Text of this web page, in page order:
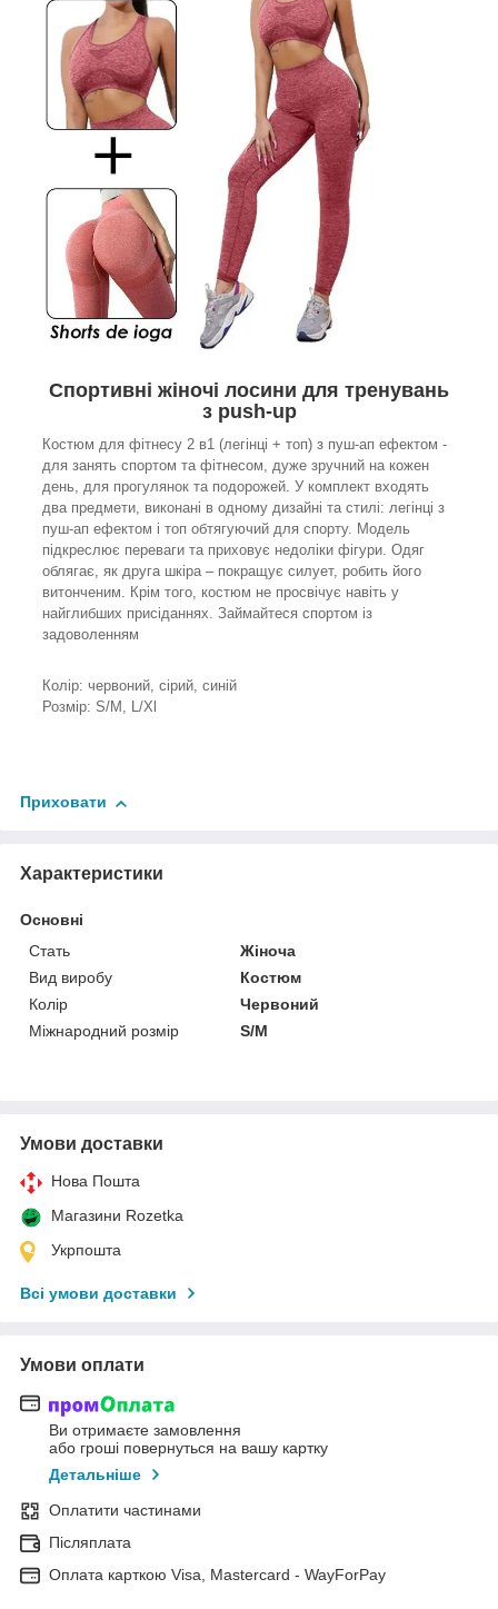
Спортивні жіночі лосини для тренувань
з push-up
Костюм для фітнесу 2 в1 (легінці + топ) з пуш-ап ефектом -
для занять спортом та фітнесом, дуже зручний на кожен
день, для прогулянок та подорожей. У комплект входять
два предмети, виконані в одному дизайні та стилі: легінці з
пуш-ап ефектом і топ обтягуючий для спорту. Модель
підкреслює переваги та приховує недоліки фігури. Одяг
облягає, як друга шкіра – покращує силует, робить його
витонченим. Крім того, костюм не просвічує навіть у
найглибших присіданнях. Займайтеся спортом із
задоволенням
Колір: червоний, сірий, синій
Розмір: S/M, L/Xl
Приховати
Характеристики
Основні
Стать
Жіноча
Вид виробу
Костюм
Колір
Червоний
Міжнародний розмір
S/M
Умови доставки
Нова Пошта
Магазини Rozetka
Укрпошта
Всі умови доставки
Умови оплати
Ви отримаєте замовлення
або гроші повернуться на вашу картку
Детальніше
Оплатити частинами
Післяплата
Оплата карткою Visa, Mastercard - WayForPay